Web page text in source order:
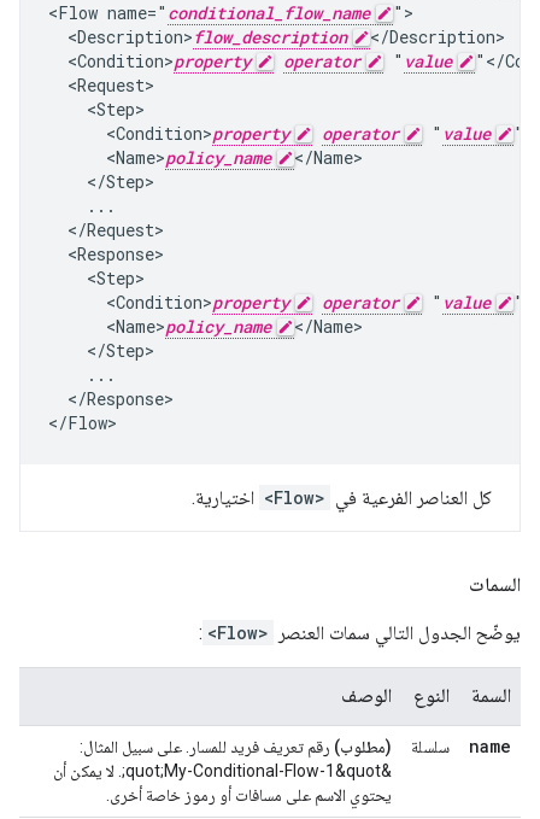
<Flow name=" conditional_flow_name
">
  <Description>
flow_description
</Description>
  <Condition>
property operator " value
"</
  <Request>
    <Step>
      <Condition>
property operator " value
      <Name>
policy_name
</Name>
    </Step>
    ...
  </Request>
  <Response>
    <Step>
      <Condition>
property operator " value
      <Name>
policy_name
</Name>
    </Step>
    ...
  </Response>
</Flow>
كل العناصر الفرعية في <Flow> اختيارية.
السمات
يوضّح الجدول التالي سمات العنصر <Flow>
:
السمة النوع الوصف
name سلسلة (مطلوب) رقم تعريف فريد للمسار. على سبيل المثال:
&quot;My-Conditional-Flow-1&quot;. لا يمكن أن
يحتوي الاسم على مسافات أو رموز خاصة أخرى.